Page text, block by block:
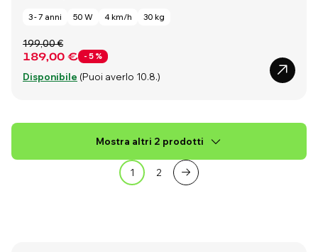
3 - 7 anni 50 W 4 km/h 30 kg
189,00 € - 5 %
199,00 €
Disponibile (Puoi averlo 10.8.)
Mostra altri 2 prodotti
1 2